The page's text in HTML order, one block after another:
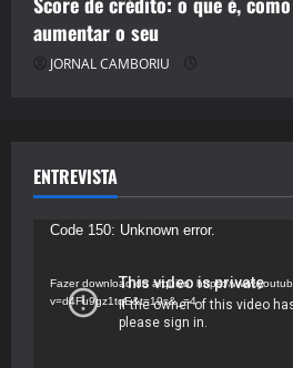
aumentar o seu
JORNAL CAMBORIU
ENTREVISTA
Tocador
vídeo
Code 150: Unknown error.
Fazer download do arquivo: https://
v=d4Fu9gz1tqE&t=19s&_=4